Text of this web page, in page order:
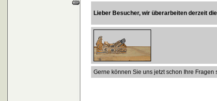
Lieber Besucher, wir überarbeiten derzeit
Gerne können Sie uns jetzt schon Ihre Fragen